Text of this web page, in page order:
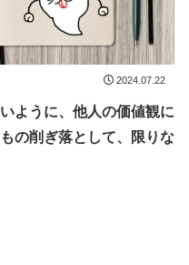
2024.07.22
ように、他人の価値観に
の削ぎ落として、限りな